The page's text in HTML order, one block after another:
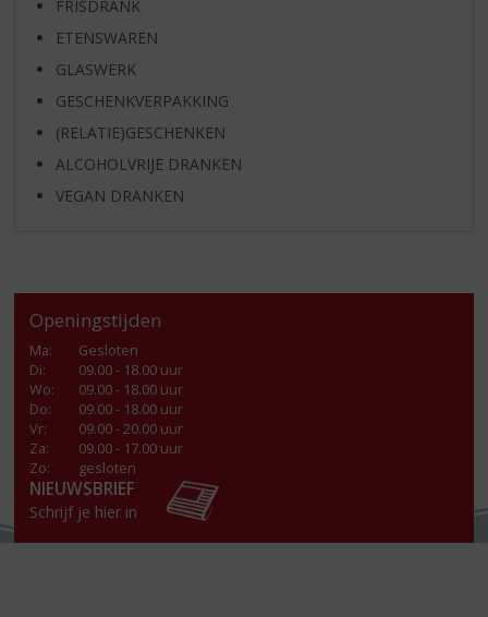
FRISDRANK
ETENSWAREN
GLASWERK
GESCHENKVERPAKKING
(RELATIE)GESCHENKEN
ALCOHOLVRIJE DRANKEN
VEGAN DRANKEN
Openingstijden
Ma:
Gesloten
Di:
09.00 - 18.00 uur
Wo:
09.00 - 18.00 uur
Do:
09.00 - 18.00 uur
Vr:
09.00 - 20.00 uur
Za:
09.00 - 17.00 uur
Zo:
gesloten
NIEUWSBRIEF
Schrijf je hier in